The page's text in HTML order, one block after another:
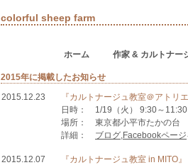
colorful sheep farm
ホーム 作家 & カルトナー
2015年に掲載したお知らせ
2015.12.23
『カルトナージュ教室＠アト
日時： 1/19（火） 9:30～11:30
場所： 東京都小平市たかの台
詳細： ブログ,Facebookページ
2015.12.07
『カルトナージュ教室 in MITO